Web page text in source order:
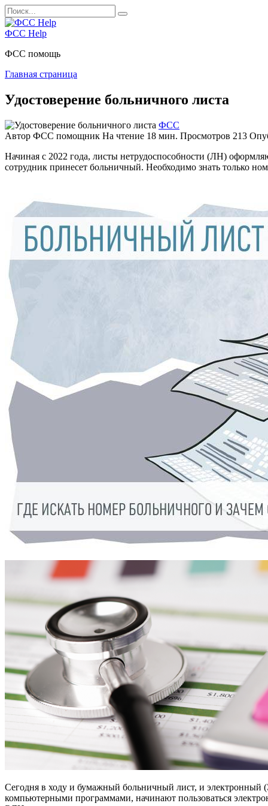
Перейти
к
содержанию
Search
for:
ФСС Help
ФСС помощь
Главная страница
Удостоверение больничного листа
ФСС
Автор ФСС помощник На чтение 18 мин. Просмотров 213
Начиная с 2022 года, листы нетрудоспособности (ЛН)
сотрудник принесет больничный. Необходимо знать только
Сегодня в ходу и бумажный больничный лист, и электронный
компьютерными программами, начинают пользоваться